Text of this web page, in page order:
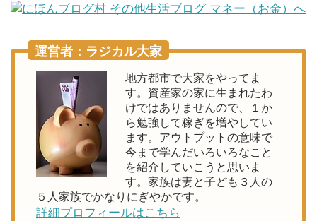
運営者：ラジカル大家
地方都市で大家をやってま
す。資産家の家に生まれたわ
けではありませんので、１か
ら勉強して稼ぎを増やしてい
ます。アウトプットの意味で
今まで学んだいろいろなこと
を紹介していこうと思いま
す。家族は妻と子ども３人の
５人家族でかなりにぎやかです。
詳細プロフィールはこちら